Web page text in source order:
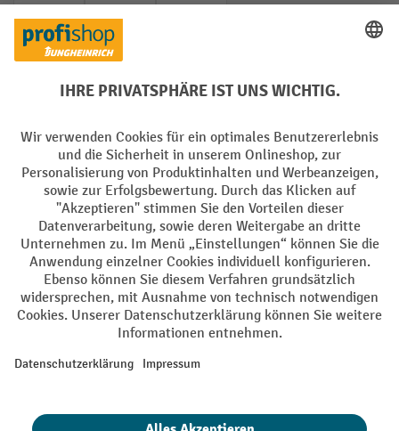
PayPal
Soziale Netzwerke
Impressum Datenschutz
Barrierefreiheit Privacy Settings
Alle Preise exkl. gesetzl. Mehrwertsteuer zzgl.Versandkostenund ggf.
Nachnahmegebühren, wenn nicht anders angegeben.
¹ Der Rabatt gilt so lange der Vorrat reicht. Der Rabatt gilt nicht auf
oder Gutscheinen ist nicht möglich. | ² Der Rabatt wird einmalig bei
eingelöst werden. Die Höhe des Rabatts variiert je nach